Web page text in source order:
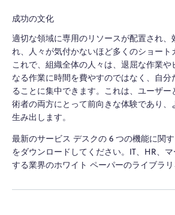
成功の文化
適切な領域に専用のリソースが配置され、
れ、人々が気付かないほど多くのショート
これで、組織全体の人々は、退屈な作業や
なる作業に時間を費やすのではなく、自
ることに集中できます。これは、ユーザ
術者の両方にとって前向きな体験であり、
生み出します。
最新のサービス デスクの 6 つの機能に関
をダウンロードしてください。IT、HR、
する業界のホワイト ペーパーのライブラリ